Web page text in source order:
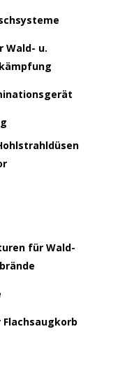
Wald- u.
für Wald-